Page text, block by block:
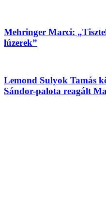
Mehringer Marci:
lúzerek”
Lemond Sulyok Tamás
Sándor-palota reagált